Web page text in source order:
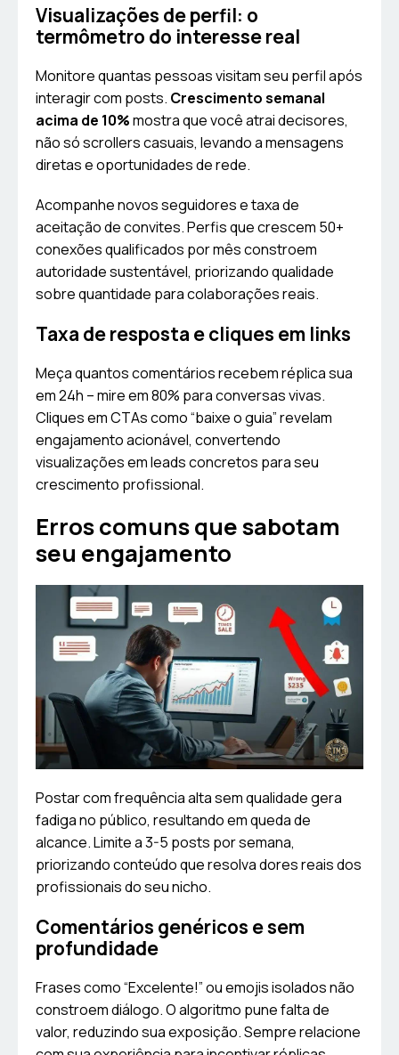
Visualizações de perfil: o
termômetro do interesse real
Monitore quantas pessoas visitam seu perfil após
interagir com posts. Crescimento semanal
acima de 10%mostra que você atrai decisores,
não só scrollers casuais, levando a mensagens
diretas e oportunidades de rede.
Acompanhe novos seguidores e taxa de
aceitação de convites. Perfis que crescem 50+
conexões qualificados por mês constroem
autoridade sustentável, priorizando qualidade
sobre quantidade para colaborações reais.
Taxa de resposta e cliques em links
Meça quantos comentários recebem réplica sua
em 24h – mire em 80% para conversas vivas.
Cliques em CTAs como “baixe o guia” revelam
engajamento acionável, convertendo
visualizações em leads concretos para seu
crescimento profissional.
Erros comuns que sabotam
seu engajamento
Postar com frequência alta sem qualidade gera
fadiga no público, resultando em queda de
alcance. Limite a 3-5 posts por semana,
priorizando conteúdo que resolva dores reais dos
profissionais do seu nicho.
Comentários genéricos e sem
profundidade
Frases como “Excelente!” ou emojis isolados não
constroem diálogo. O algoritmo pune falta de
valor, reduzindo sua exposição. Sempre relacione